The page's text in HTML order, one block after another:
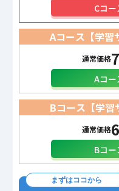
Cコ
Aコース【学習
通常価格
Aコ
Bコース【学習
通常価格
Bコ
まずはココから